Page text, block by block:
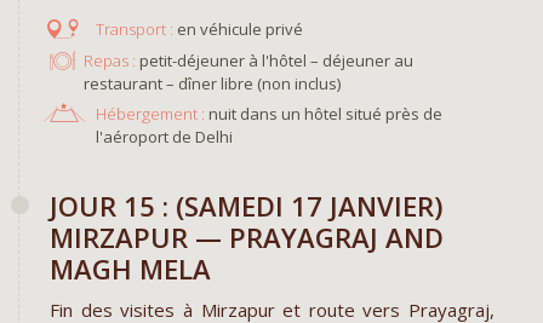
en véhicule privé
Repas : petit-déjeuner à l'hôtel – déjeuner au
restaurant – dîner libre (non inclus)
Hébergement : nuit dans un hôtel situé près de
l'aéroport de Delhi
JOUR 15 : (SAMEDI 17 JANVIER)
MIRZAPUR — PRAYAGRAJ AND
MAGH MELA
Fin des visites à Mirzapur et route vers Prayagraj,